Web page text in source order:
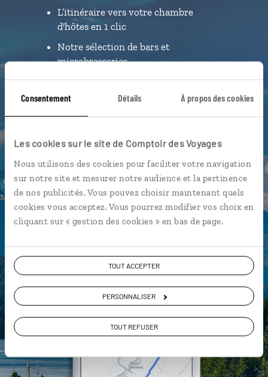
Consentement Détails À propos des cookies
Les cookies sur le site de Comptoir des Voyages
Nous utilisons des cookies pour faciliter votre navigation
sur notre site et mesurer notre audience et la pertinence
de nos publicités. Vous pouvez choisir maintenant quels
cookies vous acceptez. Vous pourrez modifier vos choix en
cliquant sur « gestion des cookies » en bas de page.
TOUT ACCEPTER
PERSONNALISER
TOUT REFUSER
L’itinéraire vers votre chambre
d'hôtes en 1 clic
Notre sélection de bars et
microbrasseries
Les plus beaux parcs nationaux
géolocalisés
L'album souvenirs à composer
DÉCOUVRIR LUCIOLE